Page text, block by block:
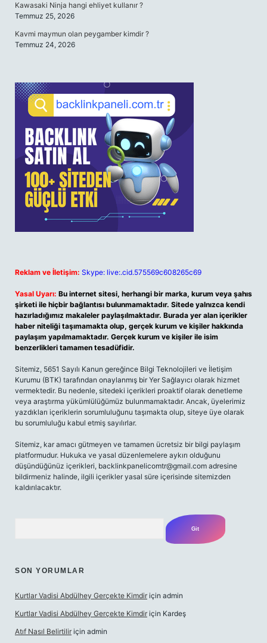
Kawasaki Ninja hangi ehliyet kullanır ?
Temmuz 25, 2026
Kavmi maymun olan peygamber kimdir ?
Temmuz 24, 2026
Reklam ve İletişim: Skype: live:.cid.575569c608265c69
Yasal Uyarı: Bu internet sitesi, herhangi bir marka, kurum veya şahıs
şirketi ile hiçbir bağlantısı bulunmamaktadır. Sitede yalnızca kendi
hazırladığımız makaleler paylaşılmaktadır. Burada yer alan içerikler
haber niteliği taşımamakta olup, gerçek kurum ve kişiler hakkında
paylaşım yapılmamaktadır. Gerçek kurum ve kişiler ile isim
benzerlikleri tamamen tesadüfidir.
Sitemiz, 5651 Sayılı Kanun gereğince Bilgi Teknolojileri ve İletişim
Kurumu (BTK) tarafından onaylanmış bir Yer Sağlayıcı olarak hizmet
vermektedir. Bu nedenle, sitedeki içerikleri proaktif olarak denetleme
veya araştırma yükümlülüğümüz bulunmamaktadır. Ancak, üyelerimiz
yazdıkları içeriklerin sorumluluğunu taşımakta olup, siteye üye olarak
bu sorumluluğu kabul etmiş sayılırlar.
Sitemiz, kar amacı gütmeyen ve tamamen ücretsiz bir bilgi paylaşım
platformudur. Hukuka ve yasal düzenlemelere aykırı olduğunu
düşündüğünüz içerikleri, backlinkpanelicomtr@gmail.com adresine
bildirmeniz halinde, ilgili içerikler yasal süre içerisinde sitemizden
kaldırılacaktır.
SON YORUMLAR
Kurtlar Vadisi Abdülhey Gerçekte Kimdir için admin
Kurtlar Vadisi Abdülhey Gerçekte Kimdir için Kardeş
Atıf Nasıl Belirtilir için admin